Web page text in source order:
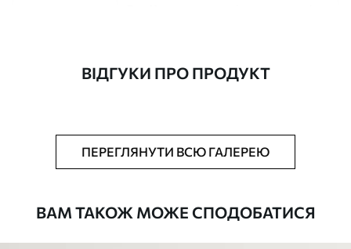
Додатково Можна додати лакове покриття.
ВІДГУКИ ПРО ПРОДУКТ
ПЕРЕГЛЯНУТИ ВСЮ ГАЛЕРЕЮ
ВАМ ТАКОЖ МОЖЕ СПОДОБАТИСЯ